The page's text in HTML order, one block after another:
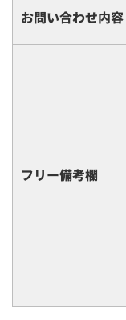
お問い合わせ内容
フリー備考欄